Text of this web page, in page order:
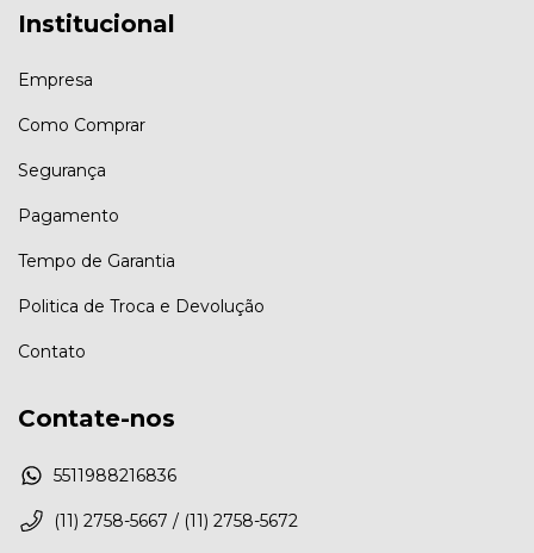
Institucional
Empresa
Como Comprar
Segurança
Pagamento
Tempo de Garantia
Politica de Troca e Devolução
Contato
Contate-nos
5511988216836
(11) 2758-5667 / (11) 2758-5672